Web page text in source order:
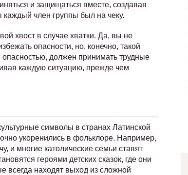
и защищаться вместе, создавая
член группы был на чеку.
хвост в случае хватки. Да, вы не
опасности, но, конечно, такой
опасностью, должен принимать трудные
каждую ситуацию, прежде чем
символы в странах Латинской
укоренились в фольклоре. Например,
и многие католические семьи ставят
героями детских сказок, где они
всегда находят выход из сложной